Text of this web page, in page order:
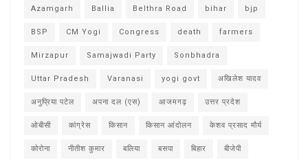
Azamgarh Ballia Belthra Road bihar bjp
BSP CM Yogi Congress death farmers
Mirzapur Samajwadi Party Sonbhadra
Uttar Pradesh Varanasi yogi govt अखिलेश यादव
अनुप्रिया पटेल अपना दल (एस) आजमगढ़ उत्तर प्रदेश
ओबीसी कांग्रेस किसान किसान आंदोलन केशव प्रसाद मौर्य
कोरोना नीतीश कुमार बलिया बसपा बिहार बीजेपी